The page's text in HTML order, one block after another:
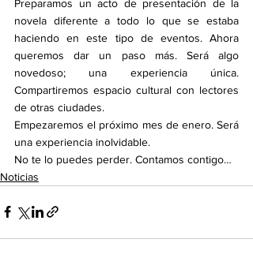
Preparamos un acto de presentación de la
novela diferente a todo lo que se estaba
haciendo en este tipo de eventos. Ahora
queremos dar un paso más. Será algo
novedoso; una experiencia única.
Compartiremos espacio cultural con lectores
de otras ciudades.
Empezaremos el próximo mes de enero. Será
una experiencia inolvidable.
No te lo puedes perder. Contamos contigo…
Noticias